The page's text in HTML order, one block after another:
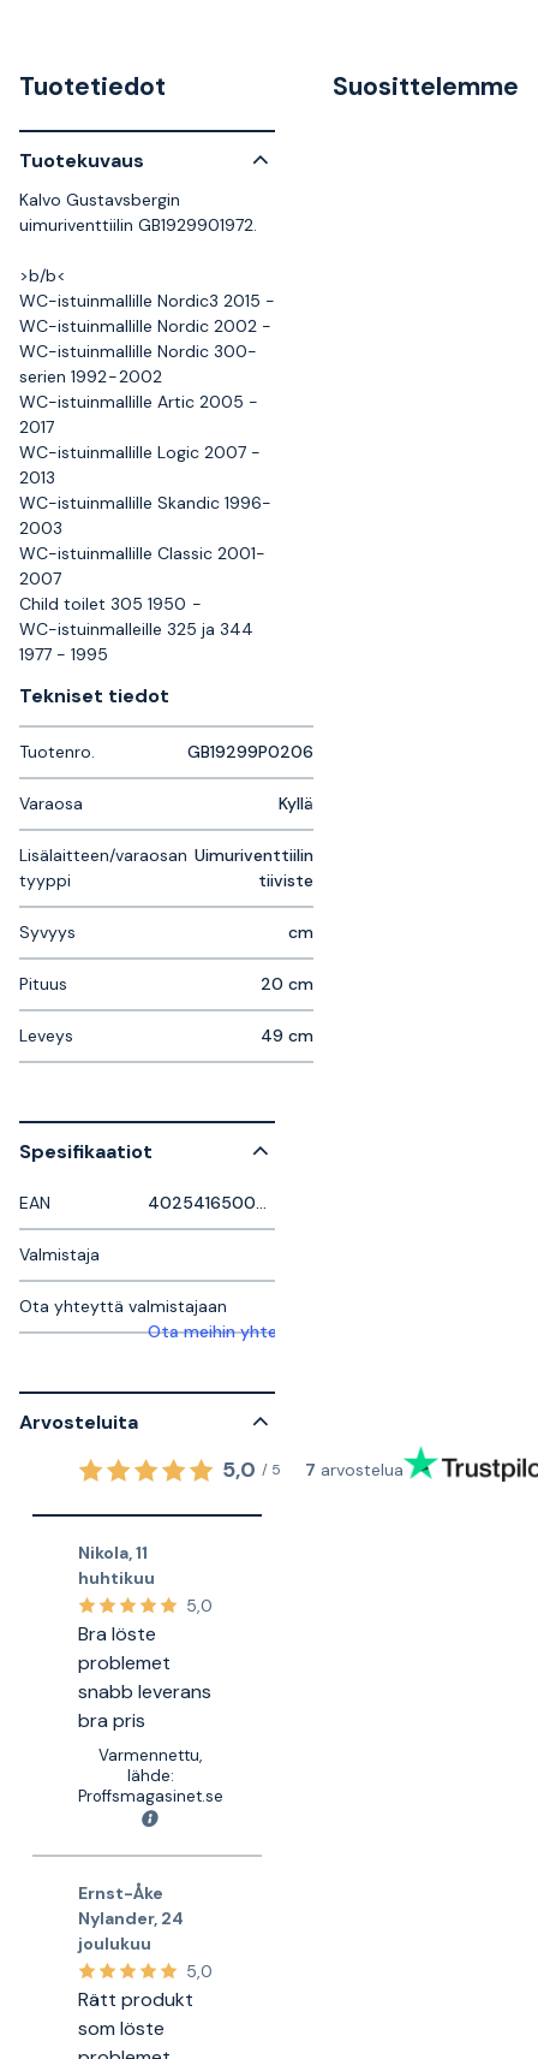
Tuotetiedot
Tuotekuvaus
Kalvo Gustavsbergin
uimuriventtiilin GB1929901972.
>b/b<
WC-istuinmallille Nordic3 2015 -
WC-istuinmallille Nordic 2002 -
WC-istuinmallille Nordic 300-
serien 1992 - 2002
WC-istuinmallille Artic 2005 -
2017
WC-istuinmallille Logic 2007 -
2013
WC-istuinmallille Skandic 1996-
2003
WC-istuinmallille Classic 2001-
2007
Child toilet 305 1950 -
WC-istuinmalleille 325 ja 344
1977 - 1995
Tekniset tiedot
Tuotenro. GB19299P0206
Varaosa Kyllä
Lisälaitteen/varaosan
tyyppi
Uimuriventtiilin
tiiviste
Syvyys cm
Pituus 20 cm
Leveys 49 cm
Spesifikaatiot
EAN 4025416500261
Valmistaja
Ota yhteyttä valmistajaan
Ota meihin yhteyttä saadaksesi lisätietoja
Arvosteluita
5,0 / 5 7 arvostelua
Nikola,11
huhtikuu
5,0
Bra löste
problemet
snabb leverans
bra pris
Varmennettu,
lähde:
Proffsmagasinet.se
Ernst-Åke
Nylander, 24
joulukuu
5,0
Rätt produkt
som löste
Suosittelemme